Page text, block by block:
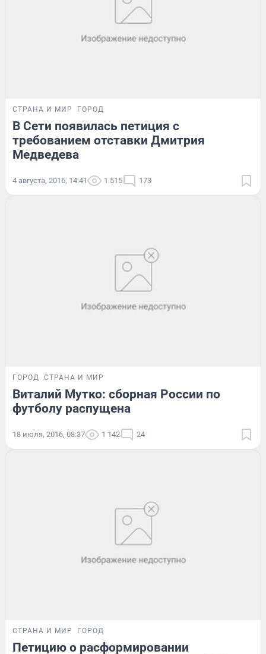
СТРАНА И МИР ГОРОД
В Сети появилась петиция с
требованием отставки Дмитрия
Медведева
4 августа, 2016, 14:41 1 515 173
ГОРОД СТРАНА И МИР
Виталий Мутко: сборная России по
футболу распущена
18 июля, 2016, 08:37 1 142 24
СТРАНА И МИР ГОРОД
Петицию о расформировании